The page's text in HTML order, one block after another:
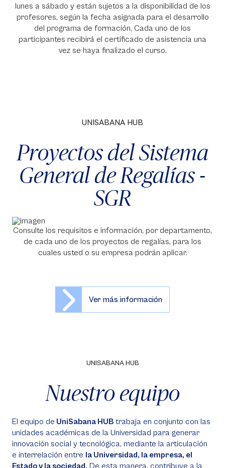
lunes a sábado y están sujetos a la disponibilidad de los
profesores, según la fecha asignada para el desarrollo
del programa de formación. Cada uno de los
participantes recibirá el certificado de asistencia una
vez se haya finalizado el curso.
UNISABANA HUB
Proyectos del Sistema
General de Regalías -
SGR
Consulte los requisitos e información, por departamento,
de cada uno de los proyectos de regalías, para los
cuales usted o su empresa podrán aplicar.
Ver más información
UNISABANA HUB
Nuestro equipo
El equipo de UniSabana HUB trabaja en conjunto con las
unidades académicas de la Universidad para generar
innovación social y tecnológica, mediante la articulación
e interrelación entre la Universidad, la empresa, el
Estado y la sociedad. De esta manera, contribuye a la